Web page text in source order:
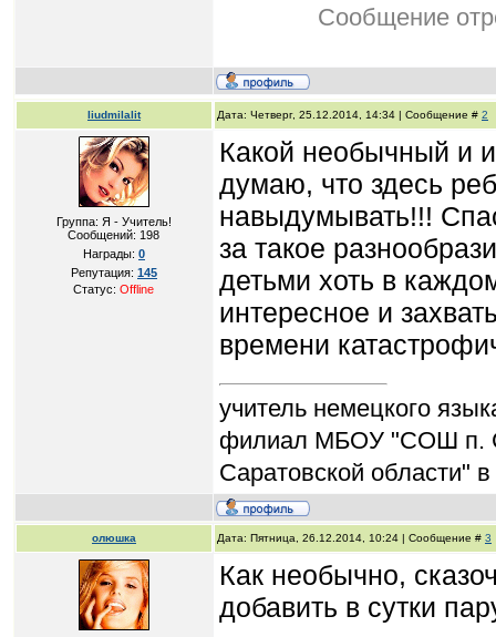
Сообщение
liudmilalit Дата: Четверг, 25.12.2014, 14:34 | Сообщение # 2
Группа: Я - Учитель!
Сообщений: 198
Награды: 0
Репутация: 145
Статус:Offline
Какой необычный и
думаю, что здесь
навыдумывать!!!
за такое
детьми хоть в
интересное и
времени
учитель немецкого
филиал МБОУ "СОШ п.
Саратовской области"
олюшка Дата: Пятница, 26.12.2014, 10:24 | Сообщение # 3
Как необычно,
добавить в сутки